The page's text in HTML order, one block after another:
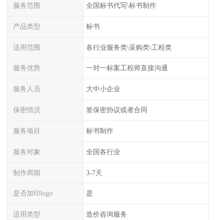
服务范围 全国标书代写\标书制作
产品类型 标书
适用范围 各行业服务类\采购类\工程类
服务优势 一对一标案工程师直接沟通
服务人员 大中小企业
保密情况 签保密协议或者合同
服务项目 标书制作
服务对象 全国各行业
制作周期 3-7天
是否加印logo 是
适用类型 造价咨询服务